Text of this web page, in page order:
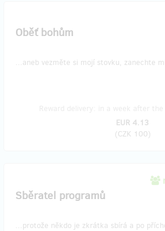
Oběť bohům
...aneb vezměte si mojí stovku, zanechte
EUR 4.13
(CZK 100)
Sběratel programů
...protože někdo je zkrátka sbírá a po